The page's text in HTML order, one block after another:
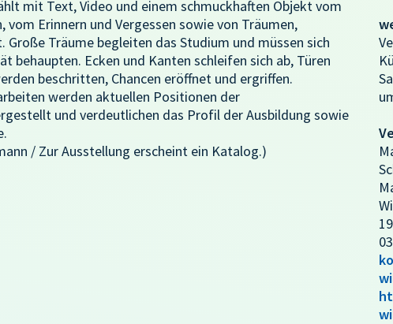
mit Text, Video und einem schmuckhaften Objekt vom
vom Erinnern und Vergessen sowie von Träumen,
Große Träume begleiten das Studium und müssen sich
behaupten. Ecken und Kanten schleifen sich ab, Türen
beschritten, Chancen eröffnet und ergriffen.
werden aktuellen Positionen der
und verdeutlichen das Profil der Ausbildung sowie
/ Zur Ausstellung erscheint ein Katalog.)